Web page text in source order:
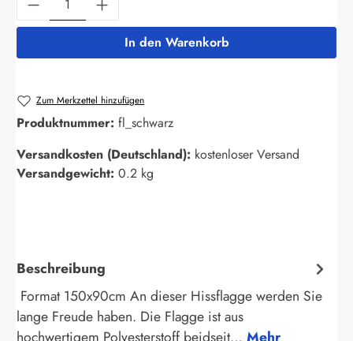
In den Warenkorb
Zum Merkzettel hinzufügen
Produktnummer: fl_schwarz
Versandkosten (Deutschland): kostenloser Versand
Versandgewicht: 0.2 kg
Beschreibung
Format 150x90cm An dieser Hissflagge werden Sie
lange Freude haben. Die Flagge ist aus